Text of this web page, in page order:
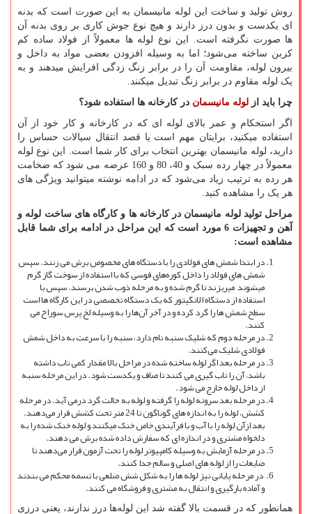
روش تولید و ساخت این لوله مانیسمان به این صورت است که بدنه‌
ای یکدست و بدون درز دارند و هیچ نوع جوش ‌کاری بر روی بدنه آن
ها صورت نگرفته است. این نوع لوله ها معمولاً از فولاد ساده کم
‌کربن ساخته می‌شود؛ اما به وسیله افزودن بعضی مواد به داخل و
بیرون لوله، مقاومت آن را در برابر زنگ زدگی افرایش میدهند و به
یک لوله مقاوم در برابر زنگ تبدیل میکنند.
چرا باید از لوله مانیسمان در کارخانه ها استفاده شود؟
اگر استحکام و عمر بالای لوله ای که در کارخانه و کار خود از آن
استفاده میکنید، برایتان مهم است یا قصد انتقال سیالات حساس را
دارید، لوله مانیسمان بهترین انتخاب برای کار شما است. این نوع لوله
معمولاً در چهار رده سبک و 40، 80 و 160 عرضه می ‌شود که ضخامت
هر رده به ترتیب زیاد می‌شود که در ادامه نوشته میتوانید ویژگی های
هر یک را مشاهده کنید.
مراحل تولید لوله مانیسمان در کارخانه ها و کارگاه های ساخت لوله و
آهن و تجهیزات 6 مورد است که این مراحل در ادامه برای شما قابل
مشاهده است:
در ابتدا شمش‌ های فولادی را با دستگاه های مخصوص برش می ‌زنند. سپس
شمش ‌های فولاد را داخل کوره‌های قوسی که با استفاده از سوخت گاز گرم
میشوند میریزند تا گرم شده و به مرحله ذوب شدن برسند. سپس با
استفاده از دستگاه الانگیتور که یک دستگاه تخصصی در این کارگاه ها است
سطح شمش ‌ها را گرد کرده و در آخر آن‌ها را به ‌وسیله لخ پرس سوراخ می
‌کنند.
در مرحله دوم که شلیک سنبه نام دارد، سنبه را با سرعت به داخل شمش
فولادی شلیک می‌کنند.
در مرحله بعد اگر لوله ساخته شده در مراحل بالا مقدار کمی تاب داشته
باشد، آن را تاب ‌گیری می ‌کنند تا صاف و یکدست شود. در این مرحله سنبه
از داخل لوله خارج می ‌شود.
در مرحله بعد سروته لوله را گرفته و لوله به حالت گرد درمی ‌آید. در مرحله
کشش، لوله را به اندازه‌ های گوناگون تا 24 متر تحت کشش قرار می‌دهند.
بعد‌ ازآن لوله را با آب و با فرآیندی خاص خنک میکنند و لوله خنک شده را به
‌دلخواه مشتری و در اندازه ای که سفارش داده شده برش می‌ دهند.
در مرحله آزمایش به‌ وسیله کامپیوتر لوله را تحت آزمون قرار می‌دهند تا
ضایعات را از لوله های اصلی و سالم جدا کنند.
در مرحله پایانی نیز لوله ‌ها را به شکل شش ‌ضلعی با تسمه محکم می ‌بندند
و آماده بارگیری و انتقال به مشتری و فروشگاه می‌ کنند.
همانطور که در قسمت بالا گفته شد این لوله‌ها درز ندارند، یعنی درزی